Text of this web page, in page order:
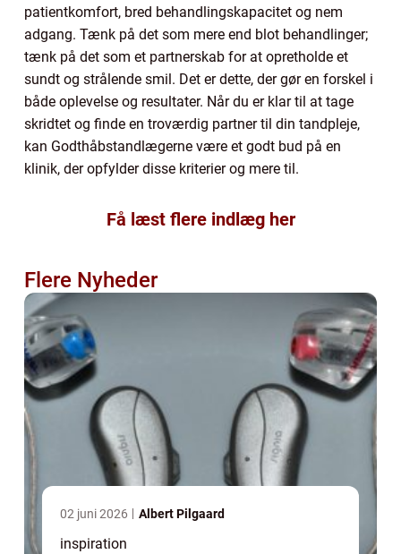
patientkomfort, bred behandlingskapacitet og nem
adgang. Tænk på det som mere end blot behandlinger;
tænk på det som et partnerskab for at opretholde et
sundt og strålende smil. Det er dette, der gør en forskel i
både oplevelse og resultater. Når du er klar til at tage
skridtet og finde en troværdig partner til din tandpleje,
kan Godthåbstandlægerne være et godt bud på en
klinik, der opfylder disse kriterier og mere til.
Få læst flere indlæg her
Flere Nyheder
02 juni 2026 Albert Pilgaard
inspiration